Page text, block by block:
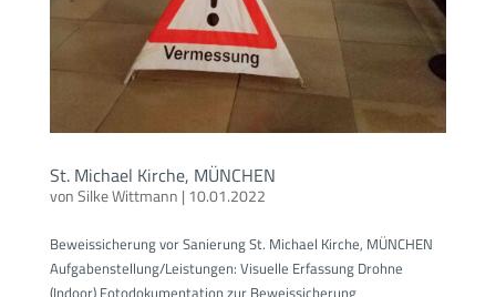
St. Michael Kirche, MÜNCHEN
vonSilke Wittmann | 10.01.2022
Beweissicherung vor Sanierung St. Michael Kirche, MÜNCHEN
Aufgabenstellung/Leistungen: Visuelle Erfassung Drohne
(Indoor) Fotodokumentation zur Beweissicherung